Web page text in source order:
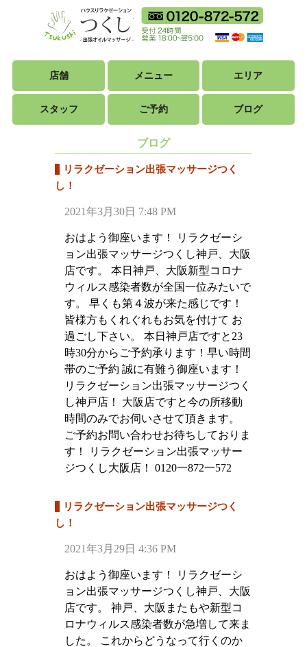
ハウスリラク
18時から翌朝5時
店舗 メニュー エリア
スタッフ ご予約 ブログ
ブログ
リラクゼーション出張マッサージつく
し！
2021年3月30日 7:48 PM
おはよう御座います！ リラクゼーシ
ョン出張マッサージつくし神戸、大阪
店です。 本日神戸、大阪新型コロナ
ウィルス感染者数が全国一位みたいで
す。 早くも第４波が来た感じです！
皆様方もくれぐれもお気を付けて お
過ごし下さい。 本日神戸店ですと23
時30分からご予約承ります！早い時間
帯のご予約 誠に有難う御座います！
リラクゼーション出張マッサージつく
し神戸店！ 大阪店ですと今の所移動
時間のみでお伺いさせて頂きます。
ご予約お問い合わせお待ちしておりま
す！ リラクゼーション出張マッサー
ジつくし大阪店！ 0120一872一572
リラクゼーション出張マッサージつく
し！
2021年3月29日 4:36 PM
おはよう御座います！ リラクゼーシ
ョン出張マッサージつくし神戸、大阪
店です。 神戸、大阪またもや新型コ
ロナウィルス感染者数が急増して来ま
した。 これからどうなって行くのか